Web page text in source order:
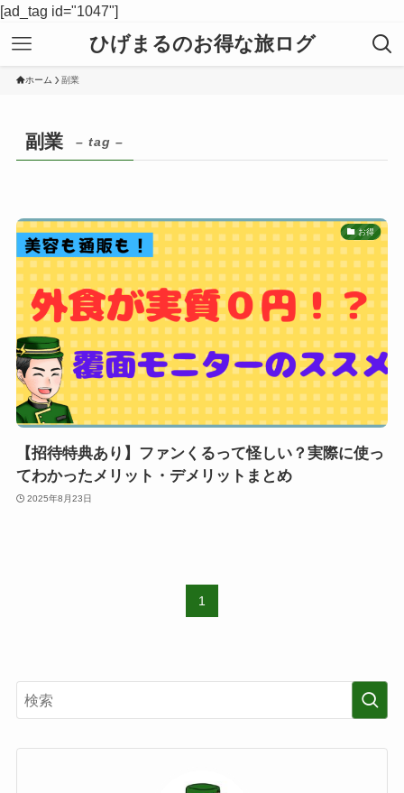
[ad_tag id="1047"]
ひげまるのお得な旅ログ
ホーム 副業
副業 – tag –
お得
【招待特典あり】ファンくるって怪しい？実際に使っ
てわかったメリット・デメリットまとめ
2025年8月23日
1